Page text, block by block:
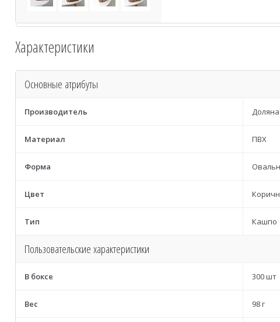
Характеристики
Основные атрибуты
Производитель Доляна
Материал ПВХ
Форма
Цвет
Тип Кашпо
Пользовательские характеристики
В боксе 300 шт
Вес 98 г